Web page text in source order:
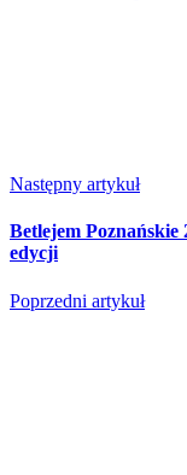
Następny artykuł
Betlejem Poznańskie
edycji
Poprzedni artykuł